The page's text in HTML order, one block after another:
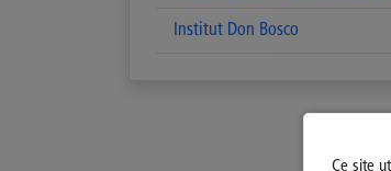
Ce site
Institut Don Bosco